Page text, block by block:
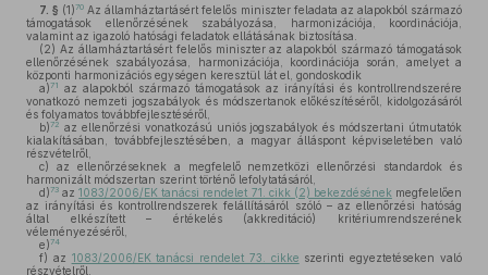
7. § (1)70 Az államháztartásért felelős miniszter feladata az alapokból származó
támogatások ellenőrzésének szabályozása, harmonizációja, koordinációja,
valamint az igazoló hatósági feladatok ellátásának biztosítása.
(2) Az államháztartásért felelős miniszter az alapokból származó támogatások
ellenőrzésének szabályozása, harmonizációja, koordinációja során, amelyet a
központi harmonizációs egységen keresztül lát el, gondoskodik
a)71
az alapokból származó támogatások az irányítási és kontrollrendszerére
vonatkozó nemzeti jogszabályok és módszertanok előkészítéséről, kidolgozásáról
és folyamatos továbbfejlesztéséről,
b)72 az ellenőrzési vonatkozású uniós jogszabályok és módszertani útmutatók
kialakításában, továbbfejlesztésében, a magyar álláspont képviseletében való
részvételről,
c) az ellenőrzéseknek a megfelelő nemzetközi ellenőrzési standardok és
harmonizált módszertan szerint történő lefolytatásáról,
d)73 az1083/2006/EK tanácsi rendelet 71. cikk (2) bekezdésének megfelelően
az irányítási és kontrollrendszerek felállításáról szóló – az ellenőrzési hatóság
által elkészített – értékelés (akkreditáció) kritériumrendszerének
véleményezéséről,
e)74
f) az 1083/2006/EK tanácsi rendelet 73. cikke szerinti egyeztetéseken való
részvételről,